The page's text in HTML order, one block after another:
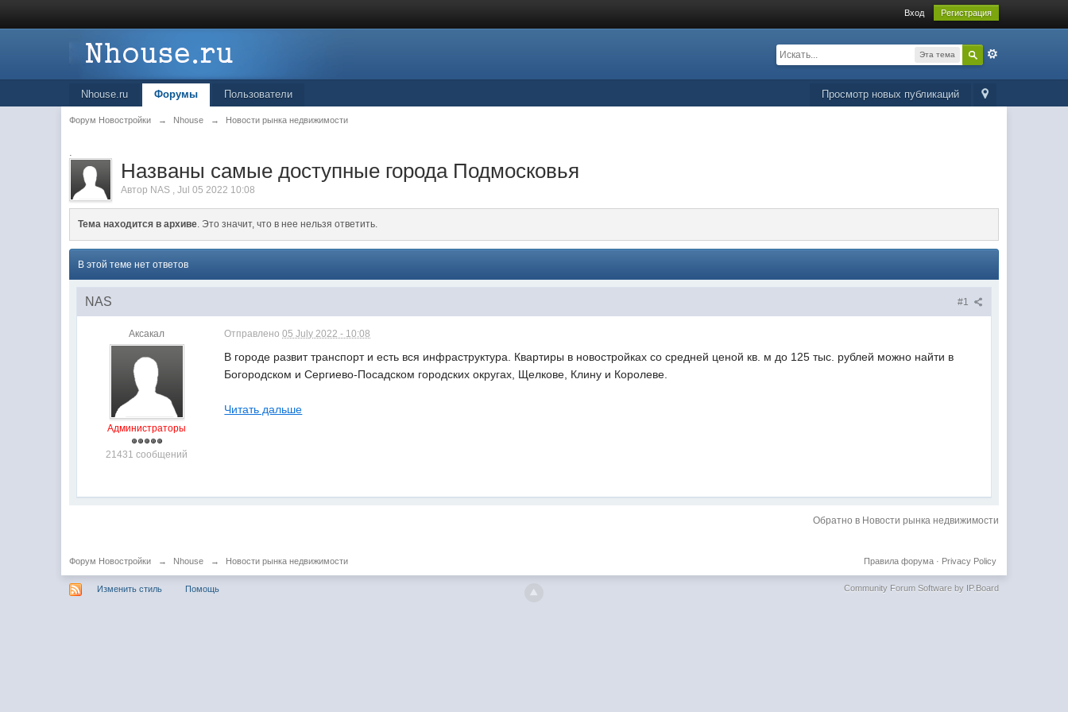
Вход Регистрация
Эта тема
Просмотр новых публикаций
Nhouse.ru Форумы Пользователи
Форум Новостройки → Nhouse → Новости рынка недвижимости
.
Названы самые доступные города Подмосковья
Автор NAS ,Jul 05 2022 10:08
Тема находится в архиве. Это значит, что в нее нельзя ответить.
В этой теме нет ответов
#1
NAS
Аксакал
Администраторы
21431 сообщений
Отправлено05 July 2022 - 10:08
В городе развит транспорт и есть вся инфраструктура. Квартиры в новостройках со средней ценой кв. м до 125 тыс. рублей можно найти в
Богородском и Сергиево-Посадском городских округах, Щелкове, Клину и Королеве.
Читать дальше
Обратно в Новости рынка недвижимости
Форум Новостройки → Nhouse → Новости рынка недвижимости Privacy Policy
Правила форума·
Изменить стиль Помощь Community Forum Software by IP.Board